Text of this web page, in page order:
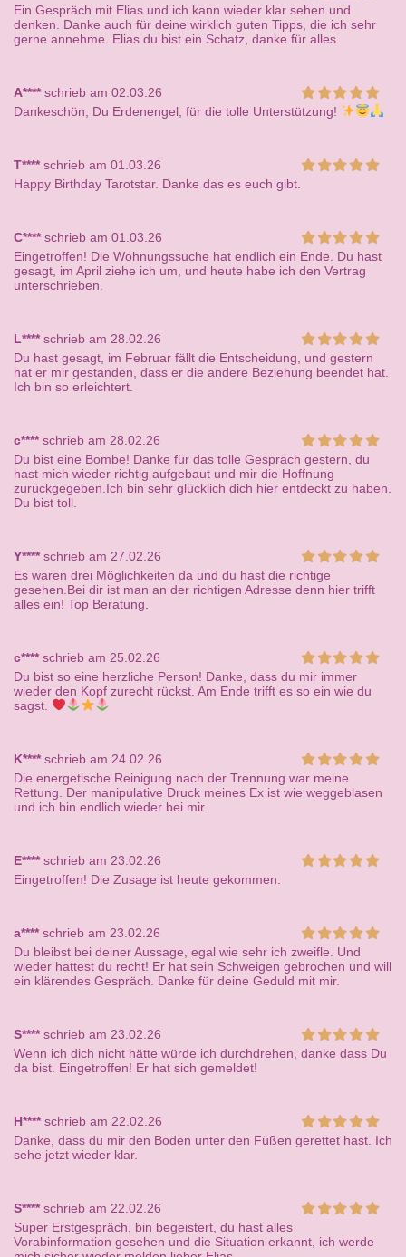
Ein Gespräch mit Elias und ich kann wieder klar sehen und
denken. Danke auch für deine wirklich guten Tipps, die ich sehr
gerne annehme. Elias du bist ein Schatz, danke für alles.
A****schrieb am 02.03.26
Dankeschön, Du Erdenengel, für die tolle Unterstützung!
T****schrieb am 01.03.26
Happy Birthday Tarotstar. Danke das es euch gibt.
C****schrieb am 01.03.26
Eingetroffen! Die Wohnungssuche hat endlich ein Ende. Du hast
gesagt, im April ziehe ich um, und heute habe ich den Vertrag
unterschrieben.
L****schrieb am 28.02.26
Du hast gesagt, im Februar fällt die Entscheidung, und gestern
hat er mir gestanden, dass er die andere Beziehung beendet hat.
Ich bin so erleichtert.
c****schrieb am 28.02.26
Du bist eine Bombe! Danke für das tolle Gespräch gestern, du
hast mich wieder richtig aufgebaut und mir die Hoffnung
zurückgegeben.Ich bin sehr glücklich dich hier entdeckt zu haben.
Du bist toll.
Y****schrieb am 27.02.26
Es waren drei Möglichkeiten da und du hast die richtige
gesehen.Bei dir ist man an der richtigen Adresse denn hier trifft
alles ein! Top Beratung.
c****schrieb am 25.02.26
Du bist so eine herzliche Person! Danke, dass du mir immer
wieder den Kopf zurecht rückst. Am Ende trifft es so ein wie du
sagst.
K****schrieb am 24.02.26
Die energetische Reinigung nach der Trennung war meine
Rettung. Der manipulative Druck meines Ex ist wie weggeblasen
und ich bin endlich wieder bei mir.
E****schrieb am 23.02.26
Eingetroffen! Die Zusage ist heute gekommen.
a****schrieb am 23.02.26
Du bleibst bei deiner Aussage, egal wie sehr ich zweifle. Und
wieder hattest du recht! Er hat sein Schweigen gebrochen und will
ein klärendes Gespräch. Danke für deine Geduld mit mir.
S****schrieb am 23.02.26
Wenn ich dich nicht hätte würde ich durchdrehen, danke dass Du
da bist. Eingetroffen! Er hat sich gemeldet!
H****schrieb am 22.02.26
Danke, dass du mir den Boden unter den Füßen gerettet hast. Ich
sehe jetzt wieder klar.
S****schrieb am 22.02.26
Super Erstgespräch, bin begeistert, du hast alles
Vorabinformation gesehen und die Situation erkannt, ich werde